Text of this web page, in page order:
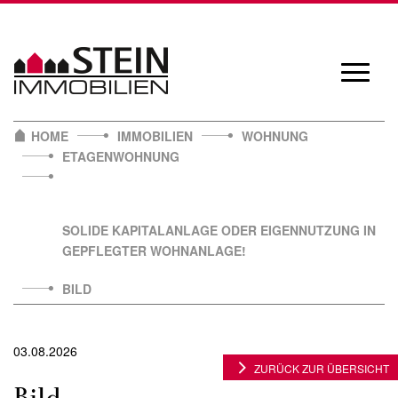
content
HOME
IMMOBILIEN
WOHNUNG
ETAGENWOHNUNG
SOLIDE KAPITALANLAGE ODER EIGENNUTZUNG IN
GEPFLEGTER WOHNANLAGE!
BILD
03.08.2026
ZURÜCK ZUR ÜBERSICHT